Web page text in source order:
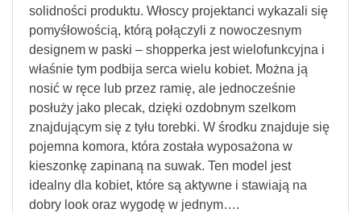
solidności produktu. Włoscy projektanci wykazali się
pomyśłowością, którą połączyli z nowoczesnym
designem w paski – shopperka jest wielofunkcyjna i
właśnie tym podbija serca wielu kobiet. Można ją
nosić w ręce lub przez ramię, ale jednocześnie
posłuży jako plecak, dzięki ozdobnym szelkom
znajdującym się z tyłu torebki. W środku znajduje się
pojemna komora, która została wyposażona w
kieszonkę zapinaną na suwak. Ten model jest
idealny dla kobiet, które są aktywne i stawiają na
dobry look oraz wygodę w jednym….